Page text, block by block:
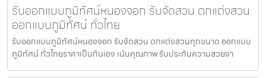
รับออกแบบภูมิทัศน์หนองจอก รับจัดสวน ตกแต่งสวน
ออกแบบภูมิทัศน์ ทั่วไทย
รับออกแบบภูมิทัศน์หนองจอก รับจัดสวน ตกแต่งสวนทุกขนาด ออกแบบ
ภูมิทัศน์ ทั่วไทยราคาเป็นกันเอง เน้นคุณภาพ รับประกันความสวยงา